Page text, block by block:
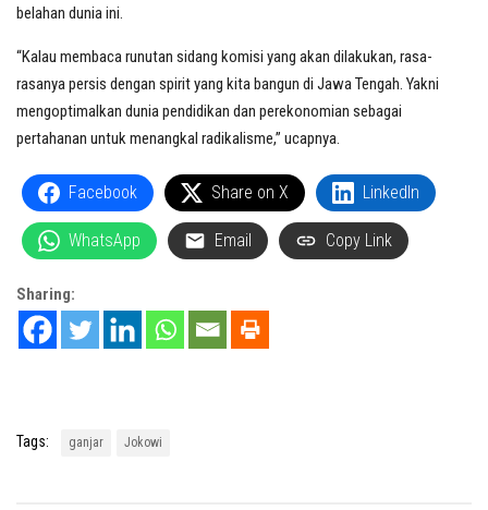
belahan dunia ini.
“Kalau membaca runutan sidang komisi yang akan dilakukan, rasa-
rasanya persis dengan spirit yang kita bangun di Jawa Tengah. Yakni
mengoptimalkan dunia pendidikan dan perekonomian sebagai
pertahanan untuk menangkal radikalisme,” ucapnya.
Facebook Share on X LinkedIn
WhatsApp Email Copy Link
Sharing:
Tags: ganjar Jokowi